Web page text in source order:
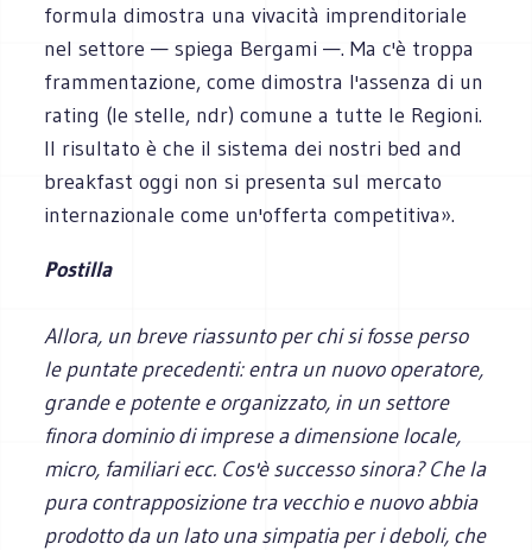
formula dimostra una vivacità imprenditoriale
nel settore — spiega Bergami —. Ma c'è troppa
frammentazione, come dimostra l'assenza di un
rating (le stelle, ndr) comune a tutte le Regioni.
Il risultato è che il sistema dei nostri bed and
breakfast oggi non si presenta sul mercato
internazionale come un'offerta competitiva».
Postilla
Allora, un breve riassunto per chi si fosse perso
le puntate precedenti: entra un nuovo operatore,
grande e potente e organizzato, in un settore
finora dominio di imprese a dimensione locale,
micro, familiari ecc. Cos'è successo sinora? Che la
pura contrapposizione tra vecchio e nuovo abbia
prodotto da un lato una simpatia per i deboli, che